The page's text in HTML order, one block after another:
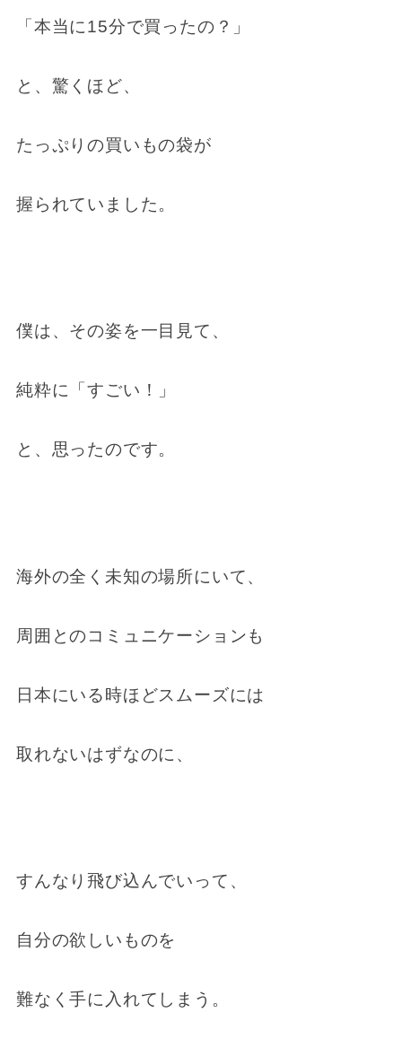
「本当に15分で買ったの？」
と、驚くほど、
たっぷりの買いもの袋が
握られていました。
僕は、その姿を一目見て、
純粋に「すごい！」
と、思ったのです。
海外の全く未知の場所にいて、
周囲とのコミュニケーションも
日本にいる時ほどスムーズには
取れないはずなのに、
すんなり飛び込んでいって、
自分の欲しいものを
難なく手に入れてしまう。